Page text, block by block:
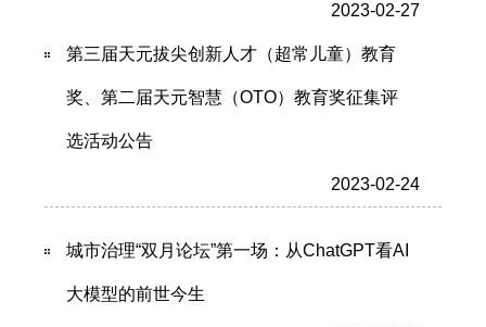
2023-02-27
第三届天元拔尖创新人才（超常儿童）教育
奖、第二届天元智慧（OTO）教育奖征集评
选活动公告
2023-02-24
城市治理“双月论坛”第一场：从ChatGPT看AI
大模型的前世今生